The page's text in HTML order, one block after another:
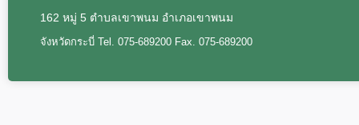
162 หมู่ 5 ตำบลเขาพนม อำเภอเขาพนม
จังหวัดกระบี่ Tel. 075-689200 Fax. 075-689200